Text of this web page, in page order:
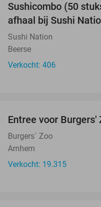
Sushicombo (50
afhaal bij Sushi
Sushi Nation
Beerse
Verkocht: 406
Entree voor Burgers'
Burgers´ Zoo
Arnhem
Verkocht: 19.315